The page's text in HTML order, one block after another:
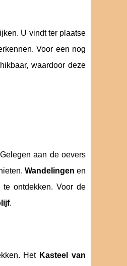
U vindt ter plaatse
Voor een nog
waardoor deze
aan de oevers
Wandelingen en
ontdekken. Voor de
.
Het Kasteel van